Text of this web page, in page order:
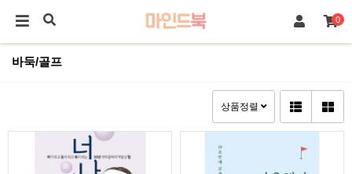
0
바둑/골프
상품정렬